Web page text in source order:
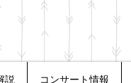
説 コンサート情報